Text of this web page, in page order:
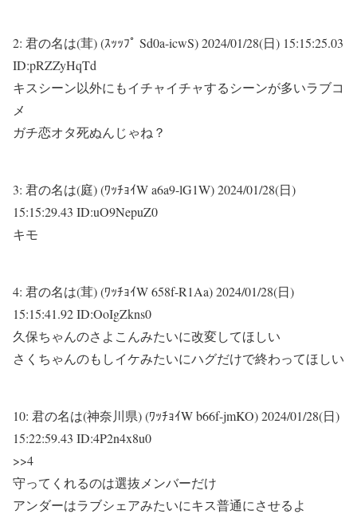
2: 君の名は(茸) (ｽｯｯﾌﾟ Sd0a-icwS)2024/01/28(日) 15:15:25.03
ID:pRZZyHqTd
キスシーン以外にもイチャイチャするシーンが多いラブコ
メ
ガチ恋オタ死ぬんじゃね？
3: 君の名は(庭) (ﾜｯﾁｮｲW a6a9-lG1W)2024/01/28(日)
15:15:29.43 ID:uO9NepuZ0
キモ
4: 君の名は(茸) (ﾜｯﾁｮｲW 658f-R1Aa)2024/01/28(日)
15:15:41.92 ID:OoIgZkns0
久保ちゃんのさよこんみたいに改変してほしい
さくちゃんのもしイケみたいにハグだけで終わってほしい
10: 君の名は(神奈川県) (ﾜｯﾁｮｲW b66f-jmKO)2024/01/28(日)
15:22:59.43 ID:4P2n4x8u0
>>4
守ってくれるのは選抜メンバーだけ
アンダーはラブシェアみたいにキス普通にさせるよ